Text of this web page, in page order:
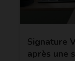
Signature
après une